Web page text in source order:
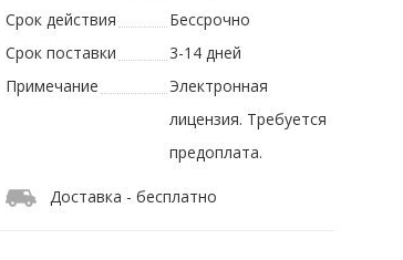
Срок действия
Бессрочно
Срок поставки
3-14 дней
Примечание
Электронная
лицензия. Требуется
предоплата.
Доставка - бесплатно